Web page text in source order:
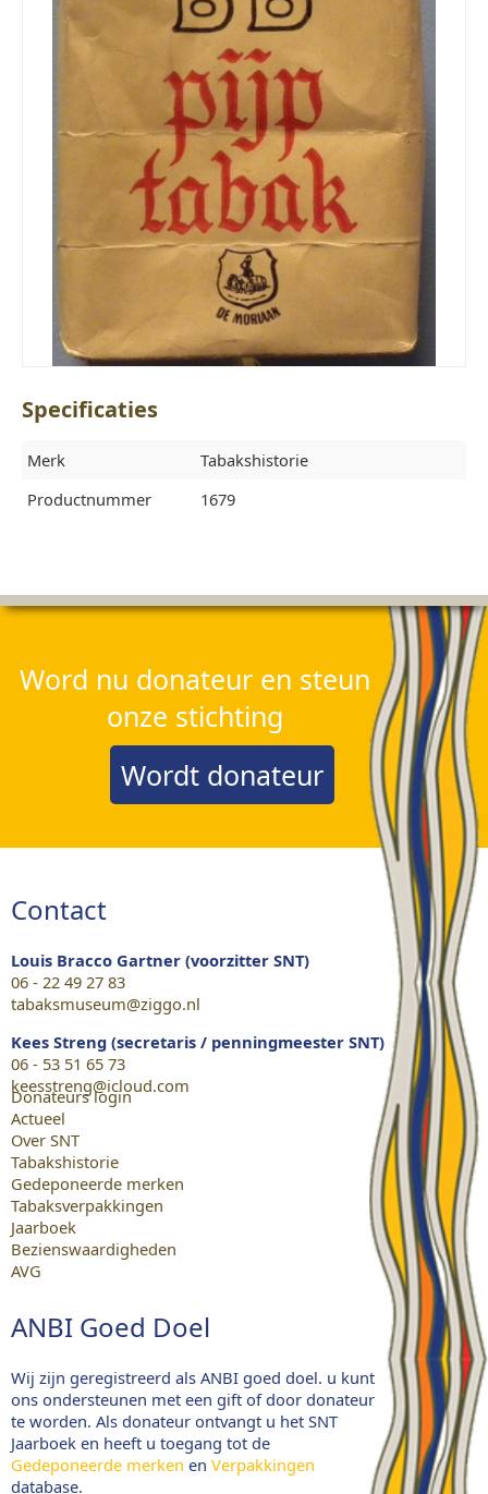
Specificaties
Merk
Tabakshistorie
Productnummer
1679
Word nu donateur en steun
onze stichting
Wordt donateur
Contact
Louis Bracco Gartner (voorzitter SNT)
06 - 22 49 27 83
tabaksmuseum@ziggo.nl
Kees Streng (secretaris / penningmeester SNT)
06 - 53 51 65 73
keesstreng@icloud.com
Donateurs login
Actueel
Over SNT
Tabakshistorie
Gedeponeerde merken
Tabaksverpakkingen
Jaarboek
Bezienswaardigheden
AVG
ANBI Goed Doel
Wij zijn geregistreerd als ANBI goed doel. u kunt
ons ondersteunen met een gift of door donateur
te worden. Als donateur ontvangt u het SNT
Jaarboek en heeft u toegang tot de
Gedeponeerde merken en Verpakkingen
database.